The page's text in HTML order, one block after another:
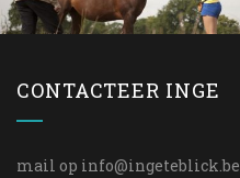
CONTACTEER INGE
mail op info@ingeteblick.be